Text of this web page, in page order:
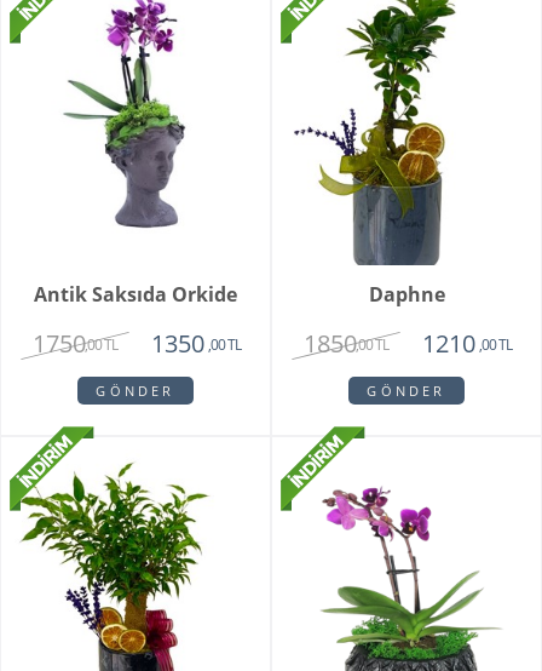
Antik Saksıda Orkide
1750,00 TL 1350 ,00 TL
GÖNDER
Daphne
1850,00 TL 1210 ,00 TL
GÖNDER